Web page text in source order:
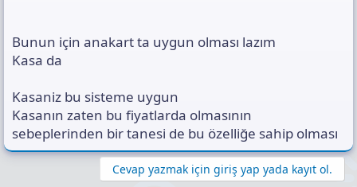
Bunun için anakart ta uygun olması lazım
Kasa da
Kasaniz bu sisteme uygun
Kasanın zaten bu fiyatlarda olmasının
sebeplerinden bir tanesi de bu özelliğe sahip olması
Cevap yazmak için giriş yap yada kayıt ol.